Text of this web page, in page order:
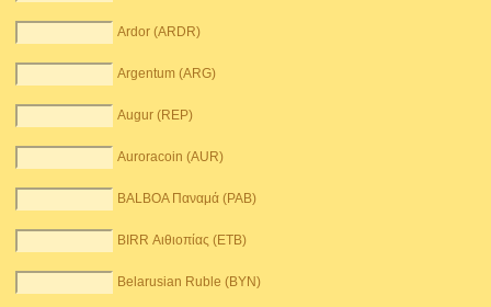
Ardor (ARDR)
Argentum (ARG)
Augur (REP)
Auroracoin (AUR)
BALBOA Παναμά (PAB)
BIRR Αιθιοπίας (ETB)
Belarusian Ruble (BYN)